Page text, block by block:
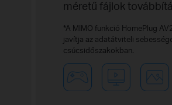
méretű fájlok
*A MIMO funkció HomePlug
javítja az adatátviteli
csúcsidőszakokban.